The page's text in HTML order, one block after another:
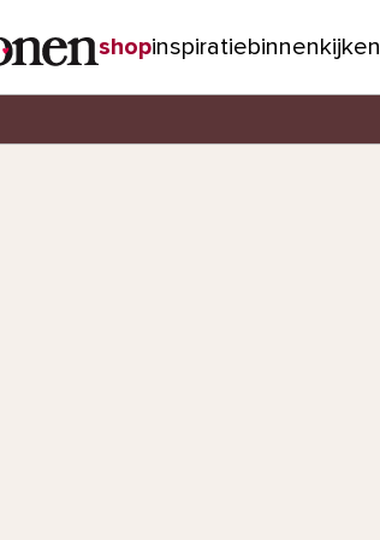
shopinspiratiebinnenkijken